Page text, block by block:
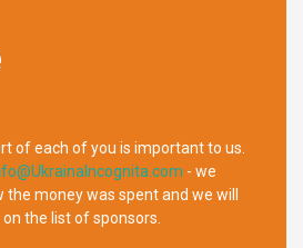
of each of you is important to us.
- we
the money was spent and we will
the list of sponsors.